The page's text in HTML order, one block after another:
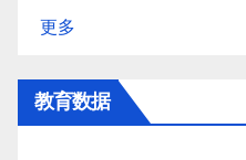
更多
教育数据